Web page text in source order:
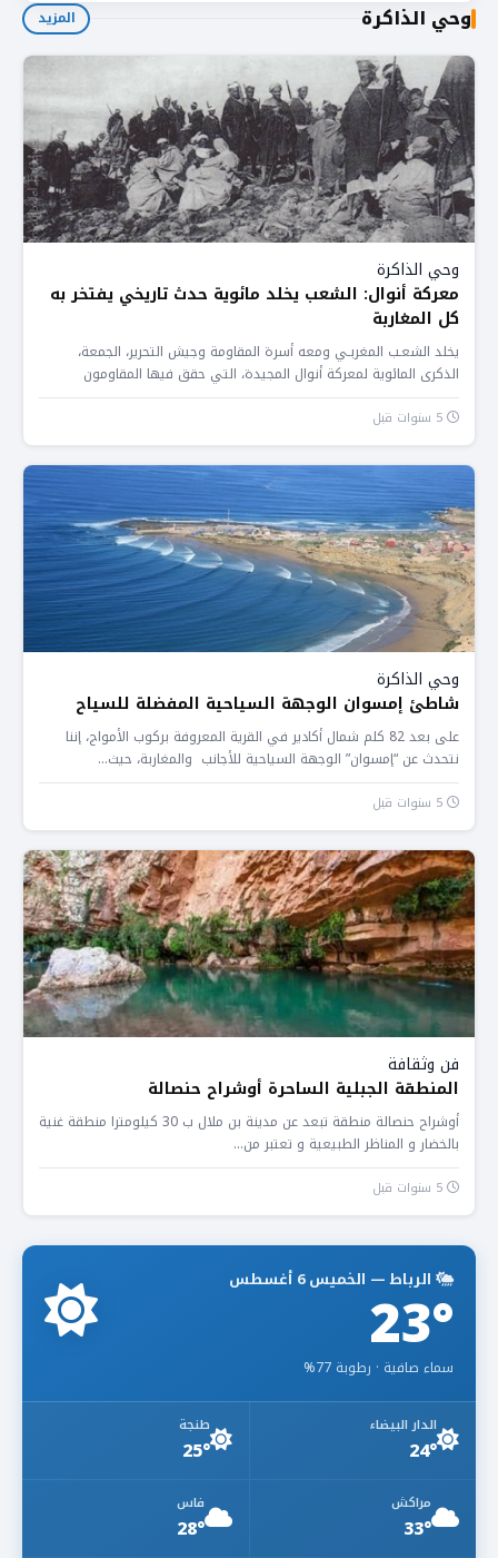
وحي الذاكرة المزيد
وحي الذاكرة
معركة أنوال: الشعب يخلد مائوية حدث تاريخي يفتخر به
كل المغاربة
يخلد الشعـب المغربـي ومعه أسرة المقاومة وجيش التحرير، الجمعة،
الذكرى المائوية لمعركة أنوال المجيدة، التي حقق فيها المقاومون
والمجاهدون المغاربة...
وحي الذاكرة
شاطئ إمسوان الوجهة السياحية المفضلة للسياح
على بعد 82 كلم شمال أكادير في القرية المعروفة بركوب الأمواج، إننا
نتحدث عن “إمسوان” الوجهة السياحية للأجانب والمغاربة، حيث...
فن وثقافة
المنطقة الجبلية الساحرة أوشراح حنصالة
أوشراح حنصالة منطقة تبعد عن مدينة بن ملال ب 30 كيلومترا منطقة غنية
بالخضار و المناظر الطبيعية و تعتبر من...
الرباط — الخميس 6 أغسطس
23°
سماء صافية · رطوبة 77%
الدار البيضاء
24°
طنجة
25°
مراكش
33°
فاس
28°